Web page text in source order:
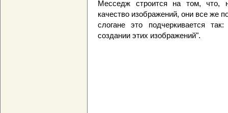
Месседж строится на том, что,
качество изображений, они все же
слогане это подчеркивается
создании этих изображений".